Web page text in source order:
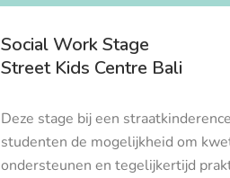
Social Work Stage
Street Kids Centre Bali
Deze stage bij een
studenten de mogelijkheid om
ondersteunen en tegelijkertijd